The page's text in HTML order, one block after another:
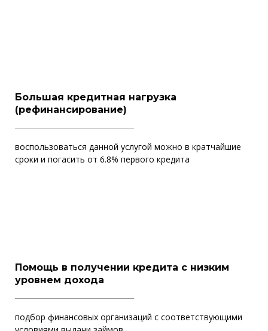
Большая кредитная нагрузка
(рефинансирование)
воспользоваться данной услугой можно в кратчайшие
сроки и погасить от 6.8% первого кредита
Помощь в получении кредита с низким
уровнем дохода
подбор финансовых организаций с соответствующими